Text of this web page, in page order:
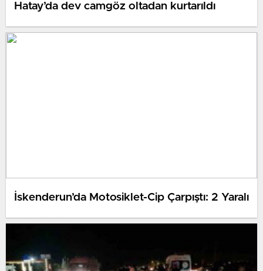
Hatay’da dev camgöz oltadan kurtarıldı
İskenderun’da Motosiklet-Cip Çarpıştı: 2 Yaralı